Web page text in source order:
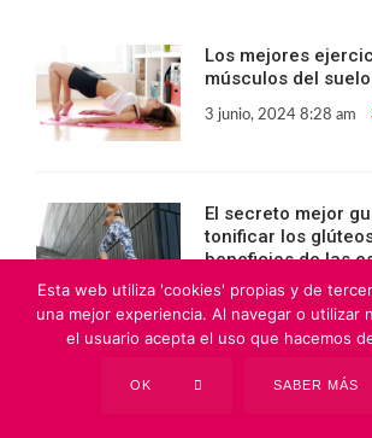
Los mejores
músculos del
3 junio, 2024 8:28 am
El secreto mejor
tonificar los
beneficios de las
27 diciembre, 2023
Cómo hacer
Esta web utiliza 'cookies' propias y de
una mejor experiencia. Al navegar o utilizar
el usuario acepta el uso que hacemos
OK SABER MÁS